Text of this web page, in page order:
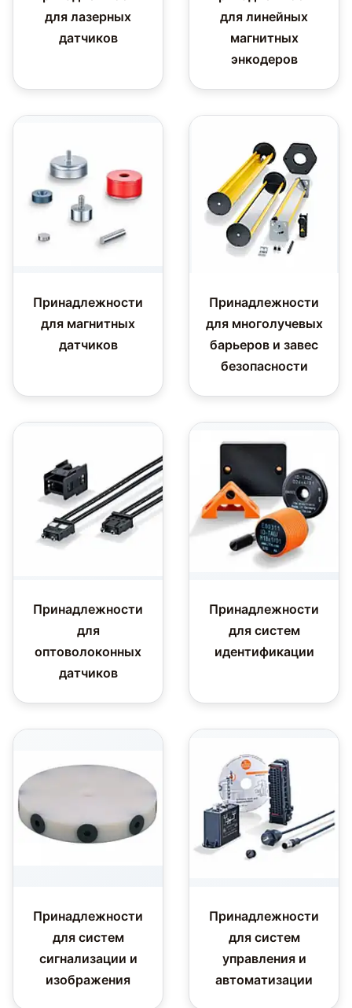
для лазерных
датчиков
для линейных
магнитных
энкодеров
Принадлежности
для магнитных
датчиков
Принадлежности
для многолучевых
барьеров и завес
безопасности
Принадлежности
для
оптоволоконных
датчиков
Принадлежности
для систем
идентификации
Принадлежности
для систем
сигнализации и
изображения
Принадлежности
для систем
управления и
автоматизации